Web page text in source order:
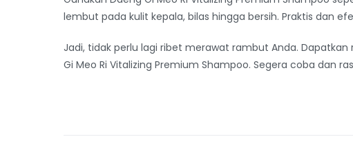
lembut pada kulit kepala, bilas hingga bersih. Praktis dan
Jadi, tidak perlu lagi ribet merawat rambut Anda.
Gi Meo Ri Vitalizing Premium Shampoo. Segera coba dan